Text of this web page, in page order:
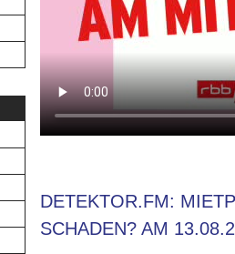
DETEKTOR.FM:
SCHADEN? AM